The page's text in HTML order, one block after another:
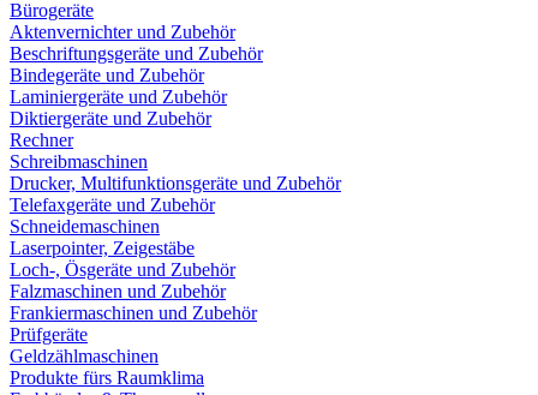
Bürogeräte
Aktenvernichter und Zubehör
Beschriftungsgeräte und Zubehör
Bindegeräte und Zubehör
Laminiergeräte und Zubehör
Diktiergeräte und Zubehör
Rechner
Schreibmaschinen
Drucker, Multifunktionsgeräte und Zubehör
Telefaxgeräte und Zubehör
Schneidemaschinen
Laserpointer, Zeigestäbe
Loch-, Ösgeräte und Zubehör
Falzmaschinen und Zubehör
Frankiermaschinen und Zubehör
Prüfgeräte
Geldzählmaschinen
Produkte fürs Raumklima